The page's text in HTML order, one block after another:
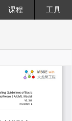
课程 工具